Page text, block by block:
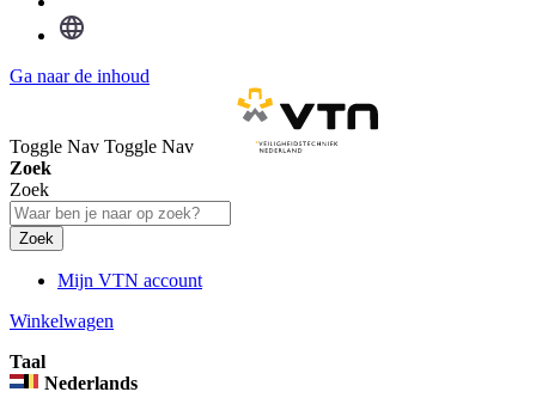
Ga naar de inhoud
Toggle Nav Toggle Nav
Zoek
Zoek
Zoek
Mijn VTN account
Winkelwagen
Taal
Nederlands